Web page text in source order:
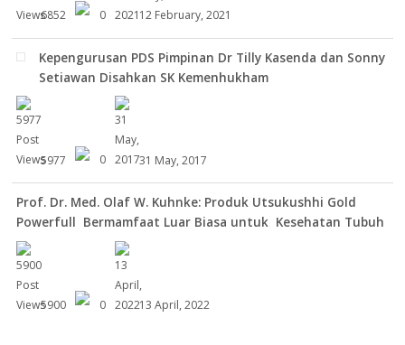
6852 0 12 February, 2021
Kepengurusan PDS Pimpinan Dr Tilly Kasenda dan Sonny
Setiawan Disahkan SK Kemenhukham
5977 0 31 May, 2017
Prof. Dr. Med. Olaf W. Kuhnke: Produk Utsukushhi Gold
Powerfull Bermamfaat Luar Biasa untuk Kesehatan Tubuh
5900 0 13 April, 2022